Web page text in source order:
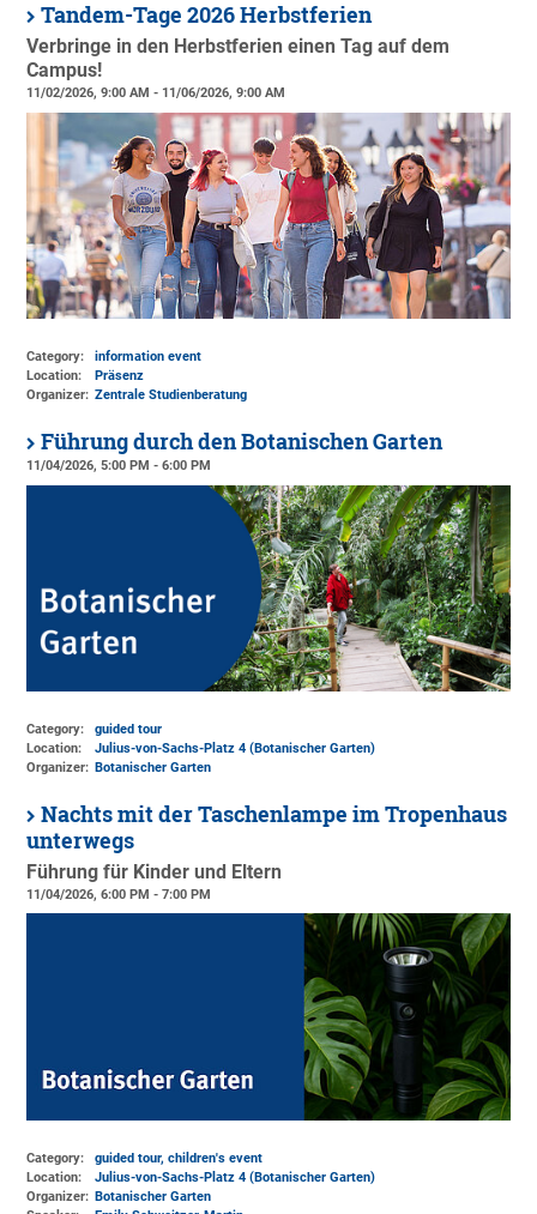
Tandem-Tage 2026 Herbstferien
Verbringe in den Herbstferien einen Tag auf dem
Campus!
11/02/2026, 9:00 AM - 11/06/2026, 9:00 AM
Category:
information event
Location:
Präsenz
Organizer: Zentrale Studienberatung
Führung durch den Botanischen Garten
11/04/2026, 5:00 PM - 6:00 PM
Category:
guided tour
Location:
Julius-von-Sachs-Platz 4 (Botanischer Garten)
Organizer: Botanischer Garten
Nachts mit der Taschenlampe im Tropenhaus
unterwegs
Führung für Kinder und Eltern
11/04/2026, 6:00 PM - 7:00 PM
Category:
guided tour, children's event
Location:
Julius-von-Sachs-Platz 4 (Botanischer Garten)
Organizer: Botanischer Garten